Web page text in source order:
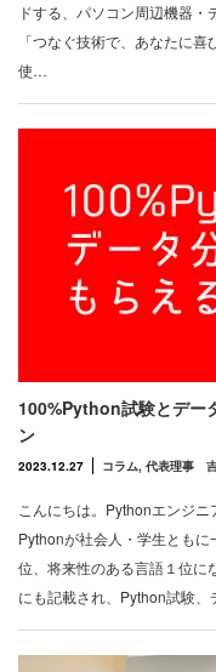
ドする、パソコン周辺機器・
「つなぐ技術で、あなたに
使…
100%Python試験とデー
ン
2023.12.27 コラム, 代表理事
こんにちは。Pythonエンジ
Pythonが社会人・学生ともに
位、将来性のある言語１位に
にも記載され、Python試験